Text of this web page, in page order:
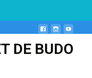
DE BUDO